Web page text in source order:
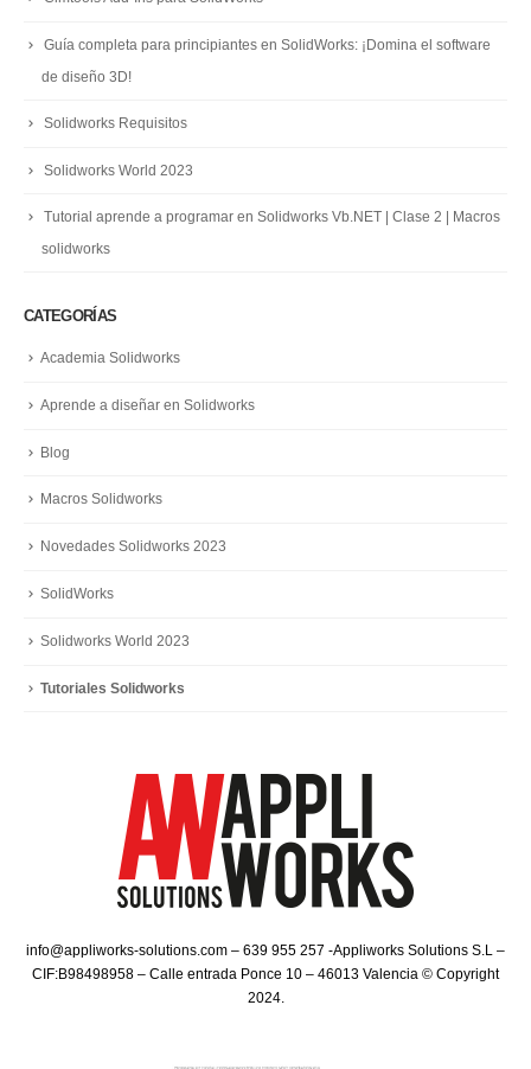
Guía completa para principiantes en SolidWorks: ¡Domina el software
de diseño 3D!
Solidworks Requisitos
Solidworks World 2023
Tutorial aprende a programar en Solidworks Vb.NET | Clase 2 | Macros
solidworks
CATEGORÍAS
Academia Solidworks
Aprende a diseñar en Solidworks
Blog
Macros Solidworks
Novedades Solidworks 2023
SolidWorks
Solidworks World 2023
Tutoriales Solidworks
info@appliworks-solutions.com – 639 955 257 -Appliworks Solutions S.L –
CIF:B98498958 – Calle entrada Ponce 10 – 46013 Valencia © Copyright
2024.​